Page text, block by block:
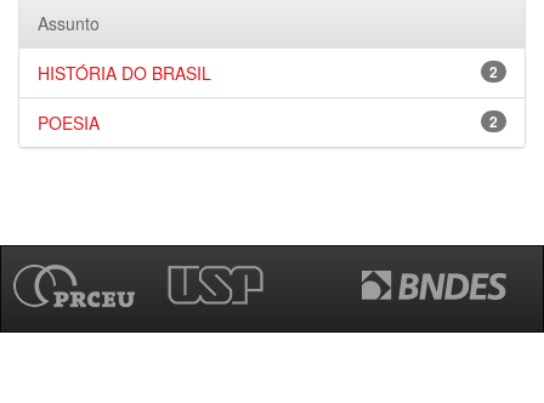
Assunto
2
HISTÓRIA DO BRASIL
2
POESIA